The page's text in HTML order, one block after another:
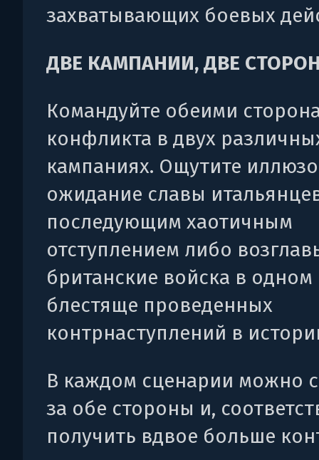
захватывающих боевых
ДВЕ КАМПАНИИ, ДВЕ
Командуйте обеими
конфликта в двух
кампаниях. Ощутите
ожидание славы
последующим хаотичным
отступлением либо
британские войска в
блестяще проведенных
контрнаступлений в
В каждом сценарии можно
за обе стороны и,
получить вдвое больше